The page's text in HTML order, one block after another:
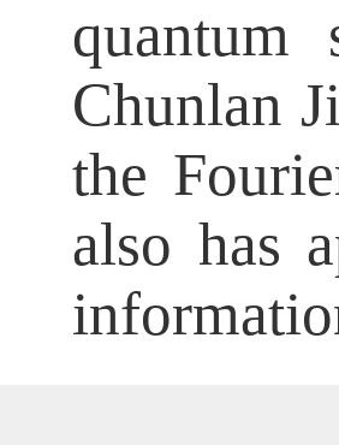
Chunlan
the
also has